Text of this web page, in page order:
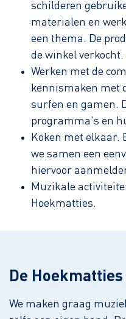
schilderen
materialen en
een thema. De
de winkel verkocht.
Werken met de
kennismaken met
surfen en gamen.
programma's en
Koken met elkaar.
we samen een
hiervoor
Muzikale
Hoekmatties.
De Hoekmatties
We maken graag